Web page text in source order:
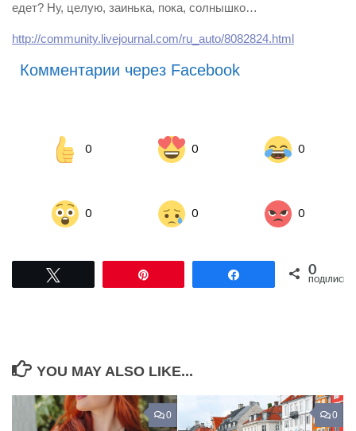
едет? Ну, целую, заинька, пока, солнышко…
http://community.livejournal.com/ru_auto/8082824.html
Комментарии через Facebook
0 0 0
0 0 0
Поділитися0
ПОДІЛИСЬ
YOU MAY ALSO LIKE...
0 0